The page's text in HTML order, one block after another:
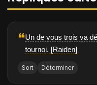
❝Un de vous trois va
tournoi. [Raiden]
Sort Déterminer